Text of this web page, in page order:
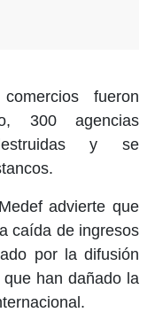
fueron
300 agencias
y se
advierte que
caída de ingresos
por la difusión
han dañado la